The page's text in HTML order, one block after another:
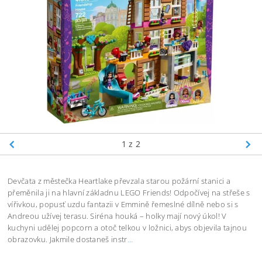
1 z 2
Devčata z městečka Heartlake převzala starou požární stanici a
přeměnila ji na hlavní základnu LEGO Friends! Odpočívej na střeše s
vířivkou, popusť uzdu fantazii v Emmině řemeslné dílně nebo si s
Andreou užívej terasu. Siréna houká – holky mají nový úkol! V
kuchyni udělej popcorn a otoč telkou v ložnici, abys objevila tajnou
obrazovku. Jakmile dostaneš instr